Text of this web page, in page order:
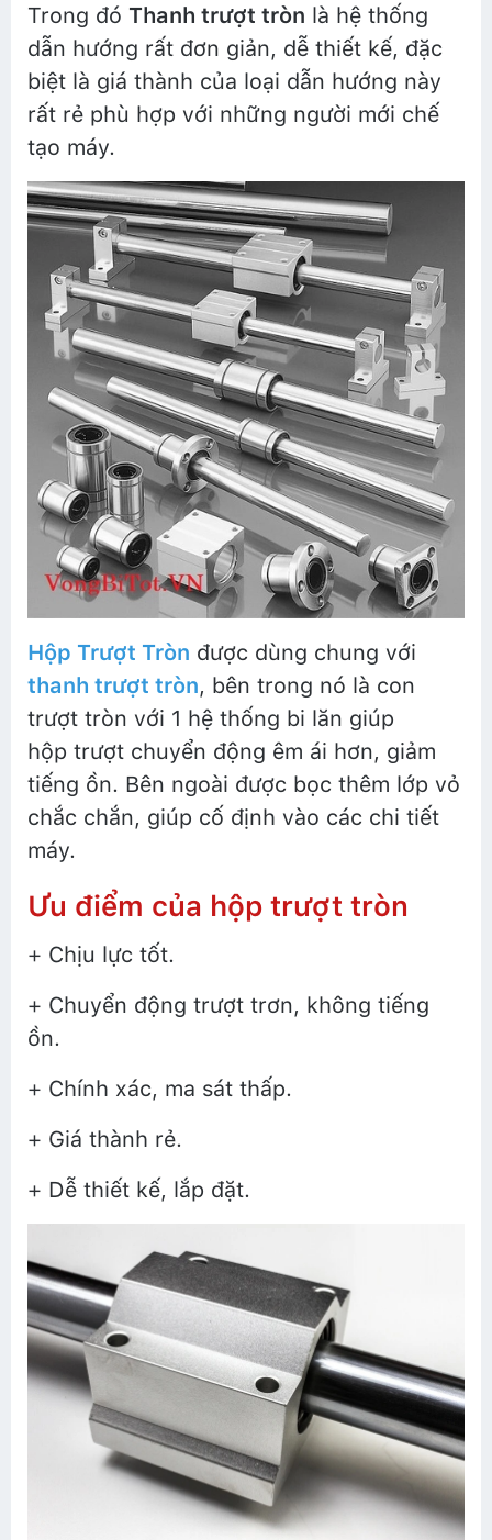
Trong đó Thanh trượt tròn là hệ thống
dẫn hướng rất đơn giản, dễ thiết kế, đặc
biệt là giá thành của loại dẫn hướng này
rất rẻ phù hợp với những người mới chế
tạo máy.
Hộp Trượt Tròn được dùng chung với
thanh trượt tròn, bên trong nó là con
trượt tròn với 1 hệ thống bi lăn giúp
hộp trượt chuyển động êm ái hơn, giảm
tiếng ồn. Bên ngoài được bọc thêm lớp vỏ
chắc chắn, giúp cố định vào các chi tiết
máy.
Ưu điểm của hộp trượt tròn
+ Chịu lực tốt.
+ Chuyển động trượt trơn, không tiếng
ồn.
+ Chính xác, ma sát thấp.
+ Giá thành rẻ.
+ Dễ thiết kế, lắp đặt.